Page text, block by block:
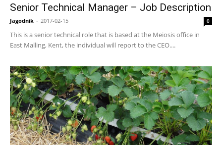
Senior Technical Manager – Job Description
Jagodnik - 2017-02-15 0
This is a senior technical role that is based at the Meiosis office in
East Malling, Kent, the individual will report to the CEO....